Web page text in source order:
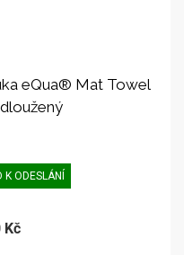
eQua® Mat Towel
K ODESLÁNÍ
Kč